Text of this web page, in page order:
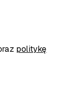
politykę